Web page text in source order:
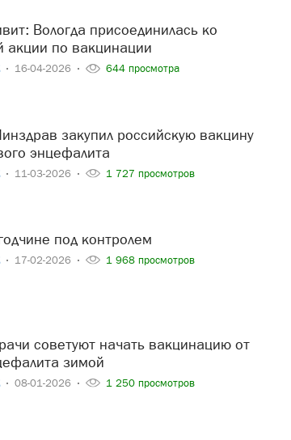
акции по вакцинации
16-04-2026 644 просмотра
энцефалита
11-03-2026 1 727 просмотров
под контролем
17-02-2026 1 968 просмотров
зимой
08-01-2026 1 250 просмотров